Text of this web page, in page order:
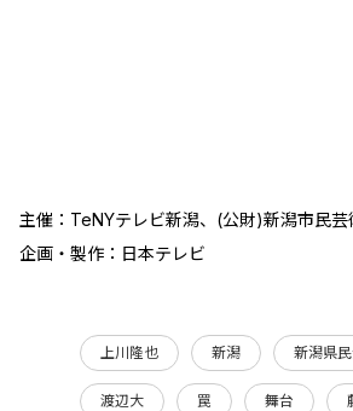
主催：TeNYテレビ新潟、(公財)新潟市民芸
企画・製作：日本テレビ
上川隆也 新潟 新潟県
渡辺大 罠 舞台